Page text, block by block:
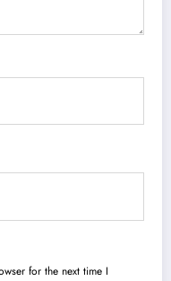
for the next time I